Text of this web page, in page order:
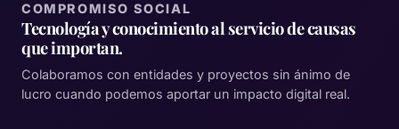
COMPROMISO SOCIAL
Tecnología y conocimiento al servicio de causas
que importan.
Colaboramos con entidades y proyectos sin ánimo de
lucro cuando podemos aportar un impacto digital real.